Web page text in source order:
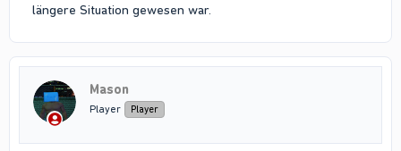
längere Situation gewesen war.
Mason
Player Player